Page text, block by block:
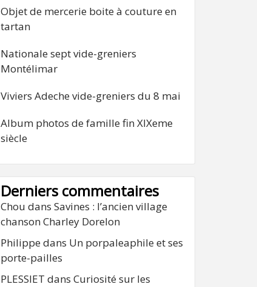
Objet de mercerie boite à couture en
tartan
Nationale sept vide-greniers
Montélimar
Viviers Adeche vide-greniers du 8 mai
Album photos de famille fin XIXeme
siècle
Derniers commentaires
Chou dans Savines : l’ancien village
chanson Charley Dorelon
Philippe dans Un porpaleaphile et ses
porte-pailles
PLESSIET dans Curiosité sur les